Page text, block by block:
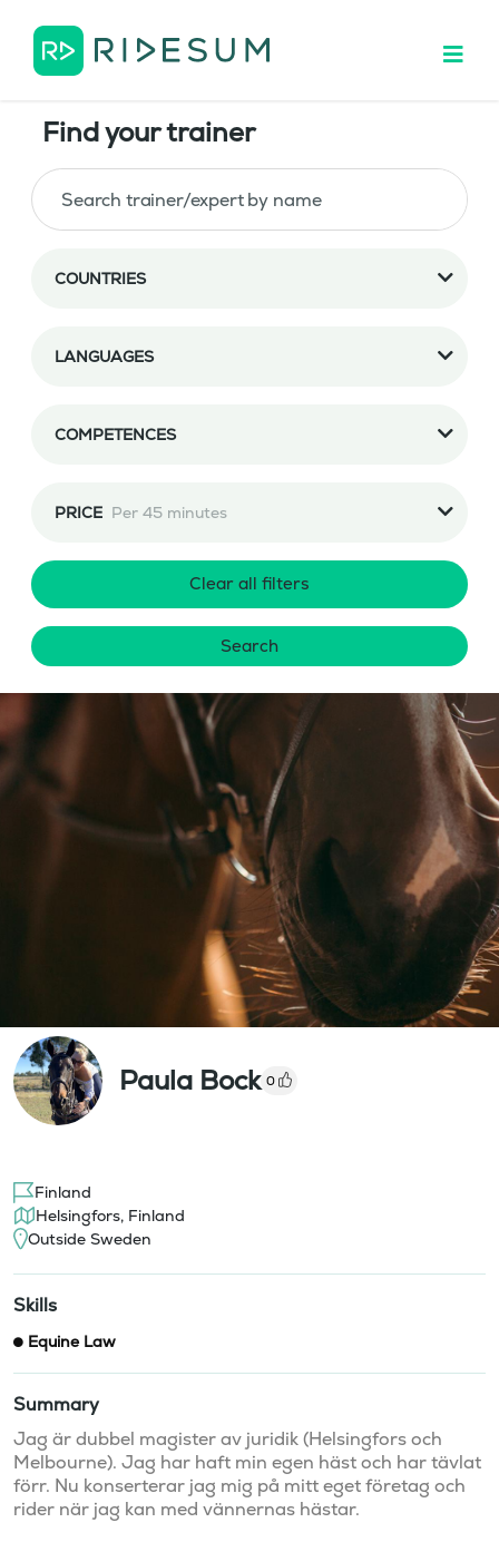
Find your trainer
COUNTRIES
LANGUAGES
COMPETENCES
PRICE Per 45 minutes
Clear all filters
Search
Paula Bock 0
Finland
Helsingfors, Finland
Outside Sweden
Skills
Equine Law
Summary
Jag är dubbel magister av juridik (Helsingfors och
Melbourne). Jag har haft min egen häst och har tävlat
förr. Nu konserterar jag mig på mitt eget företag och
rider när jag kan med vännernas hästar.